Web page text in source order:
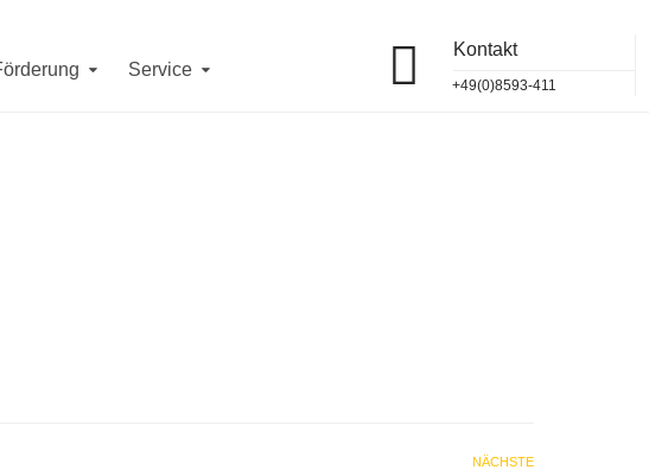
Service
Kontakt
+49(0)8593-411
NÄCHSTE
von 9 - 12 Uhr telefonisch und vor Ort erreichbar.
08593/411jeweils von